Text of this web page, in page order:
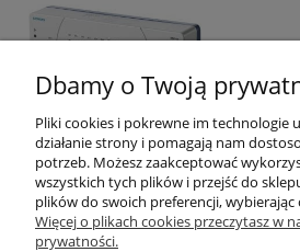
Pomoc
Dbamy o Twoją
Pliki cookies i pokrewne im technologie
działanie strony i pomagają nam
potrzeb. Możesz zaakceptować
wszystkich tych plików i przejść do
plików do swoich preferencji,
Więcej o plikach cookies przeczytasz w
prywatności.